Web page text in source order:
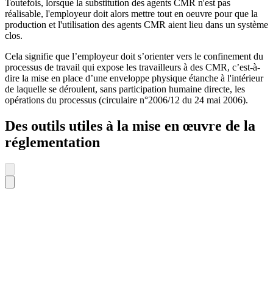
Toutefois, lorsque la substitution des agents CMR n'est pas
réalisable, l'employeur doit alors mettre tout en oeuvre pour que la
production et l'utilisation des agents CMR aient lieu dans un système
clos.
Cela signifie que l’employeur doit s’orienter vers le confinement du
processus de travail qui expose les travailleurs à des CMR, c’est-à-
dire la mise en place d’une enveloppe physique étanche à l'intérieur
de laquelle se déroulent, sans participation humaine directe, les
opérations du processus (circulaire n°2006/12 du 24 mai 2006).
Des outils utiles à la mise en œuvre de la
réglementation